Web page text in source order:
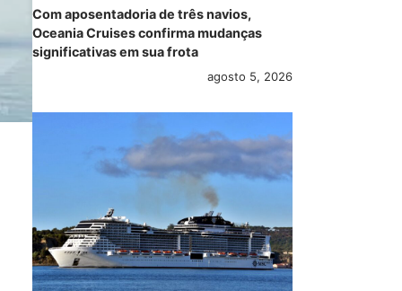
Com aposentadoria de três navios,
Oceania Cruises confirma mudanças
significativas em sua frota
agosto 5, 2026